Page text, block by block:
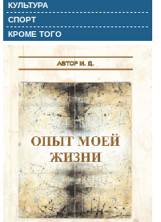
КУЛЬТУРА
СПОРТ
КРОМЕ ТОГО